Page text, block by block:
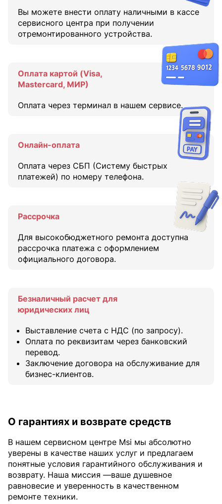
Вы можете внести оплату наличными в кассе
сервисного центра при получении
отремонтированного устройства.
Оплата картой (Visa,
Mastercard, МИР)
Оплата через терминал в нашем сервисе.
Онлайн-оплата
Оплата через СБП (Систему быстрых
платежей) по номеру телефона.
Рассрочка
Для высокобюджетного ремонта доступна
рассрочка платежа с оформлением
официального договора.
Безналичный расчет для
юридических лиц
Выставление счета с НДС (по запросу).
Оплата по реквизитам через банковский
перевод.
Заключение договора на обслуживание для
бизнес-клиентов.
О гарантиях и возврате средств
В нашем сервисном центре Msi мы абсолютно
уверены в качестве наших услуг и предлагаем
понятные условия гарантийного обслуживания и
возврату. Наша миссия —ваше душевное
равновесие и уверенность в качественном
ремонте техники.